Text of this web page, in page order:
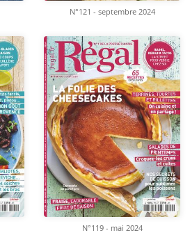
N°121 - septembre 2024
N°119 - mai 2024